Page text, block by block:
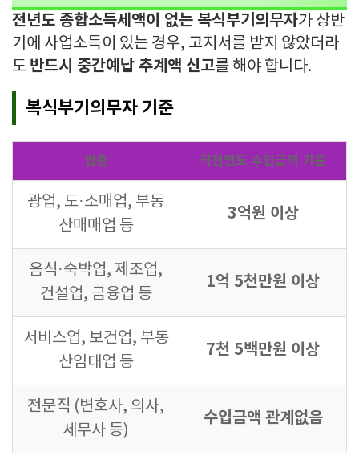
전년도 종합소득세액이 없는 복식부기의무자가 상반
기에 사업소득이 있는 경우, 고지서를 받지 않았더라
도 반드시 중간예납 추계액 신고를 해야 합니다.
복식부기의무자 기준
업종 직전연도 수입금액 기준
광업, 도·소매업, 부동
산매매업 등
3억원 이상
음식·숙박업, 제조업,
건설업, 금융업 등
1억 5천만원 이상
서비스업, 보건업, 부동
산임대업 등
7천 5백만원 이상
전문직 (변호사, 의사,
세무사 등)
수입금액 관계없음